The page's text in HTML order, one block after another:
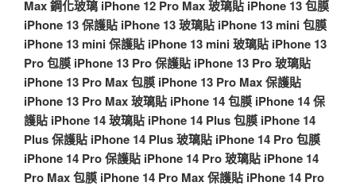
Max 鋼化玻璃 iPhone 12 Pro Max 玻璃貼 iPhone 13 包膜
iPhone 13 保護貼 iPhone 13 玻璃貼 iPhone 13 mini 包膜
iPhone 13 mini 保護貼 iPhone 13 mini 玻璃貼 iPhone 13
Pro 包膜 iPhone 13 Pro 保護貼 iPhone 13 Pro 玻璃貼
iPhone 13 Pro Max 包膜 iPhone 13 Pro Max 保護貼
iPhone 13 Pro Max 玻璃貼 iPhone 14 包膜 iPhone 14 保
護貼 iPhone 14 玻璃貼 iPhone 14 Plus 包膜 iPhone 14
Plus 保護貼 iPhone 14 Plus 玻璃貼 iPhone 14 Pro 包膜
iPhone 14 Pro 保護貼 iPhone 14 Pro 玻璃貼 iPhone 14
Pro Max 包膜 iPhone 14 Pro Max 保護貼 iPhone 14 Pro